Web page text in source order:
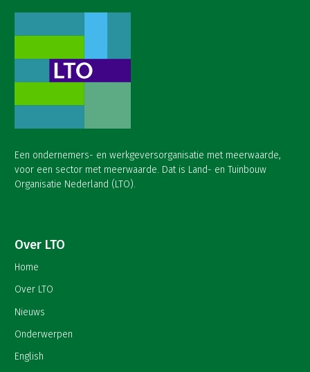
Een ondernemers- en werkgeversorganisatie met meerwaarde,
voor een sector met meerwaarde. Dat is Land- en Tuinbouw
Organisatie Nederland (LTO).
Over LTO
Home
Over LTO
Nieuws
Onderwerpen
English